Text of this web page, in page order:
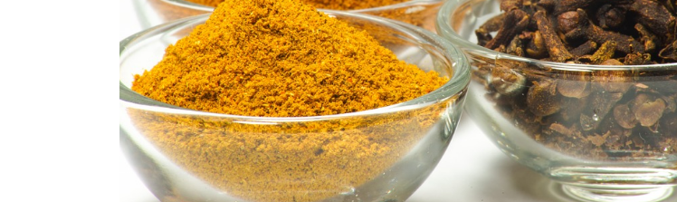
Ricette Piatti unici
Ricette Pesce
Video Ricette
Ricette per Ingrediente